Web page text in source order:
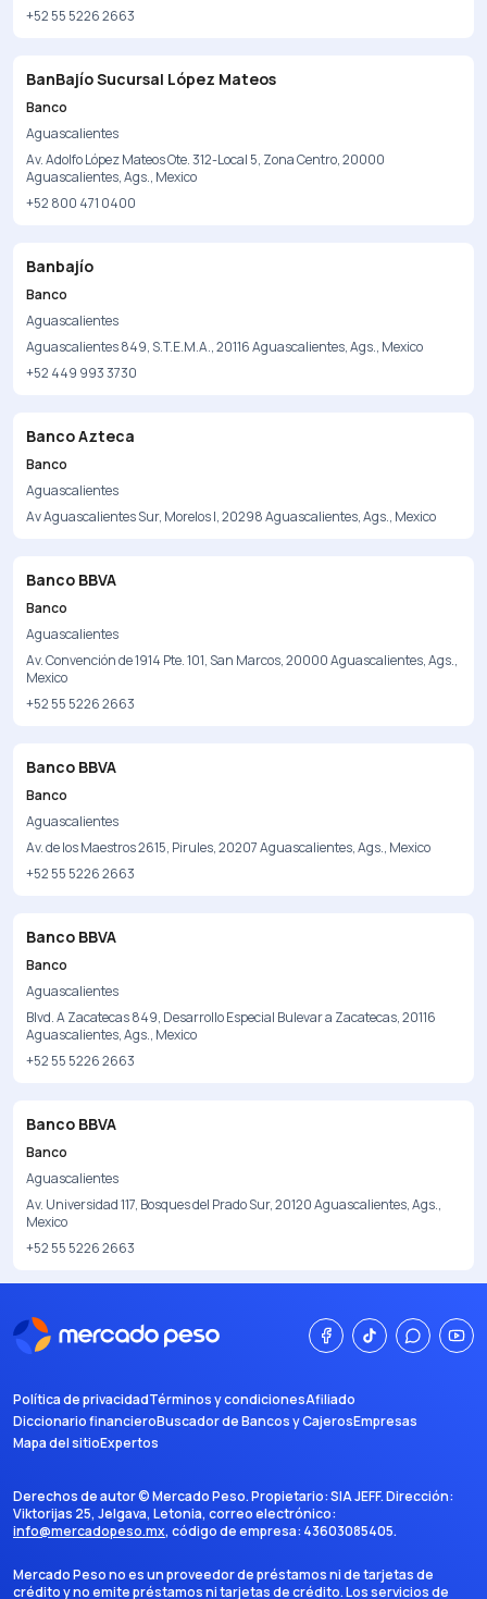
+52 55 5226 2663
BanBajío Sucursal López Mateos
Banco
Aguascalientes
Av. Adolfo López Mateos Ote. 312-Local 5, Zona Centro, 20000
Aguascalientes, Ags., Mexico
+52 800 471 0400
Banbajío
Banco
Aguascalientes
Aguascalientes 849, S.T.E.M.A., 20116 Aguascalientes, Ags., Mexico
+52 449 993 3730
Banco Azteca
Banco
Aguascalientes
Av Aguascalientes Sur, Morelos I, 20298 Aguascalientes, Ags., Mexico
Banco BBVA
Banco
Aguascalientes
Av. Convención de 1914 Pte. 101, San Marcos, 20000 Aguascalientes, Ags.,
Mexico
+52 55 5226 2663
Banco BBVA
Banco
Aguascalientes
Av. de los Maestros 2615, Pirules, 20207 Aguascalientes, Ags., Mexico
+52 55 5226 2663
Banco BBVA
Banco
Aguascalientes
Blvd. A Zacatecas 849, Desarrollo Especial Bulevar a Zacatecas, 20116
Aguascalientes, Ags., Mexico
+52 55 5226 2663
Banco BBVA
Banco
Aguascalientes
Av. Universidad 117, Bosques del Prado Sur, 20120 Aguascalientes, Ags.,
Mexico
+52 55 5226 2663
Política de privacidadTérminos y condicionesAfiliado
Diccionario financieroBuscador de Bancos y CajerosEmpresas
Mapa del sitioExpertos
Derechos de autor ©Mercado Peso. Propietario:SIA JEFF. Dirección:
Viktorijas 25, Jelgava, Letonia, correo electrónico:
info@mercadopeso.mx, código de empresa: 43603085405.
Mercado Peso no es un proveedor de préstamos ni de tarjetas de
crédito y no emite préstamos ni tarjetas de crédito. Los servicios de